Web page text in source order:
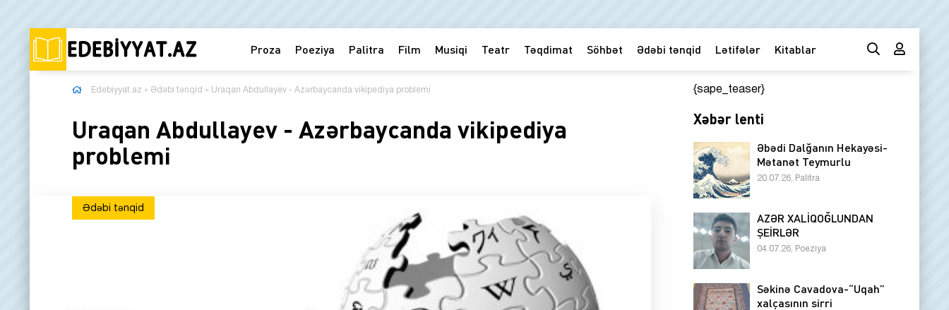
Proza Poeziya Palitra Film Musiqi Teatr Təqdimat Söhbət Ədəbi tənqid Lətifələr Kitablar
Edebiyyat.az » Ədəbi tənqid » Uraqan Abdullayev - Azərbaycanda vikipediya problemi
Uraqan Abdullayev - Azərbaycanda vikipediya
problemi
Ədəbi tənqid
{sape_teaser}
Xəbər lenti
Əbədi Dalğanın Hekayəsi-
Mətanət Teymurlu
20.07.26, Palitra
AZƏR XALİQOĞLUNDAN
ŞEİRLƏR
04.07.26, Poeziya
Səkinə Cavadova-“Uqah”
xalçasının sirri